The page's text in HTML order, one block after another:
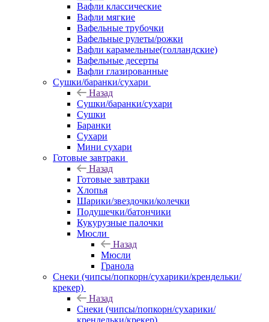
Вафли классические
Вафли мягкие
Вафельные трубочки
Вафельные рулеты/рожки
Вафли карамельные(голландские)
Вафельные десерты
Вафли глазированные
Сушки/баранки/сухари
Назад
Сушки/баранки/сухари
Сушки
Баранки
Сухари
Мини сухари
Готовые завтраки
Назад
Готовые завтраки
Хлопья
Шарики/звездочки/колечки
Подушечки/батончики
Кукурузные палочки
Мюсли
Назад
Мюсли
Гранола
Снеки (чипсы/попкорн/сухарики/крендельки/
крекер)
Назад
Снеки (чипсы/попкорн/сухарики/
крендельки/крекер)